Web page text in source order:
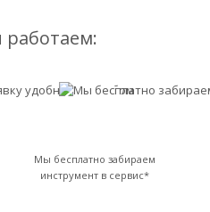
Мы бесплатно забираем
инструмент в сервис*